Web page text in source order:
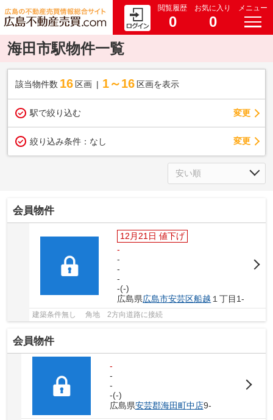
閲覧履歴
0
お気に入り
0
メニュー
海田市駅物件一覧
該当物件数 16 区画 1～16 区画を表示
駅で絞り込む 変更
絞り込み条件： なし 変更
会員物件
12月21日 値下げ
-
-
-
-
-(-)
広島県広島市安芸区船越 １丁目1-
建築条件無し 角地 2方向道路に接続
会員物件
-
-
-
-(-)
広島県安芸郡海田町中店9-